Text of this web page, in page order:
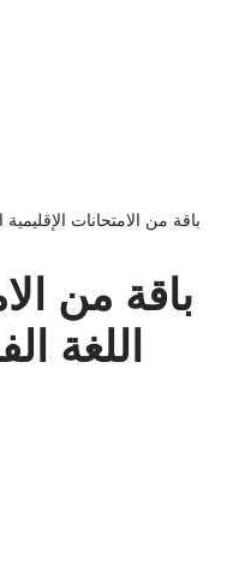
باقة من الامتحانات
باقة من
اللغة